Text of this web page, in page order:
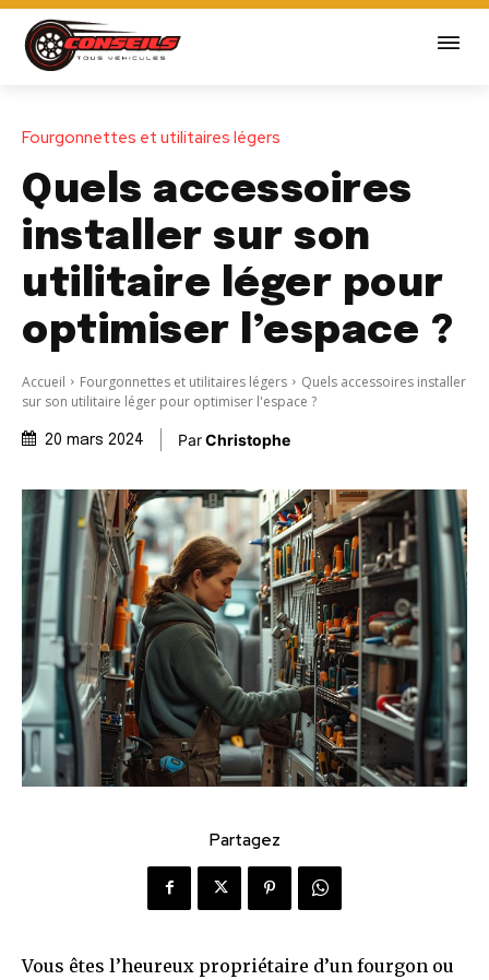
Fourgonnettes et utilitaires légers
Quels accessoires
installer sur son
utilitaire léger pour
optimiser l’espace ?
Accueil Fourgonnettes et utilitaires légers
Quels accessoires installer
sur son utilitaire léger pour optimiser l'espace ?
20 mars 2024 ParChristophe
Partagez
Vous êtes l’heureux propriétaire d’un fourgon ou